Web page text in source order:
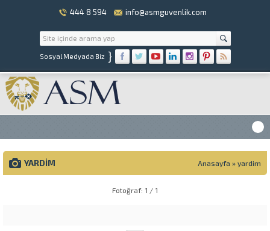
444 8 594 info@asmguvenlik.com
Sosyal Medyada Biz }
YARDIM Anasayfa » yardim
Fotoğraf: 1 / 1